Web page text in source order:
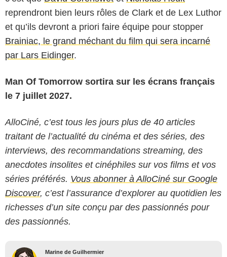
reprendront bien leurs rôles de Clark et de Lex Luthor
et qu’ils devront a priori faire équipe pour stopper
Brainiac, le grand méchant du film qui sera incarné
par Lars Eidinger.
Man Of Tomorrow sortira sur les écrans français
le 7 juillet 2027.
AlloCiné, c’est tous les jours plus de 40 articles
traitant de l’actualité du cinéma et des séries, des
interviews, des recommandations streaming, des
anecdotes insolites et cinéphiles sur vos films et vos
séries préférés. Vous abonner à AlloCiné sur Google
Discover, c’est l’assurance d’explorer au quotidien les
richesses d’un site conçu par des passionnés pour
des passionnés.
Marine de Guilhermier